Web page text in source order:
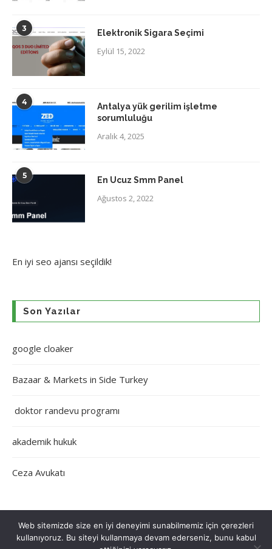
3 Elektronik Sigara Seçimi
Eylül 15, 2022
4
Antalya yük gerilim işletme
sorumluluğu
Aralık 4, 2025
5 En Ucuz Smm Panel
Ağustos 2, 2022
En iyi seo ajansı seçildik!
Son Yazılar
google cloaker
Bazaar & Markets in Side Turkey
doktor randevu programı
akademik hukuk
Ceza Avukatı
Web sitemizde size en iyi deneyimi sunabilmemiz için çerezleri
kullanıyoruz. Bu siteyi kullanmaya devam ederseniz, bunu kabul